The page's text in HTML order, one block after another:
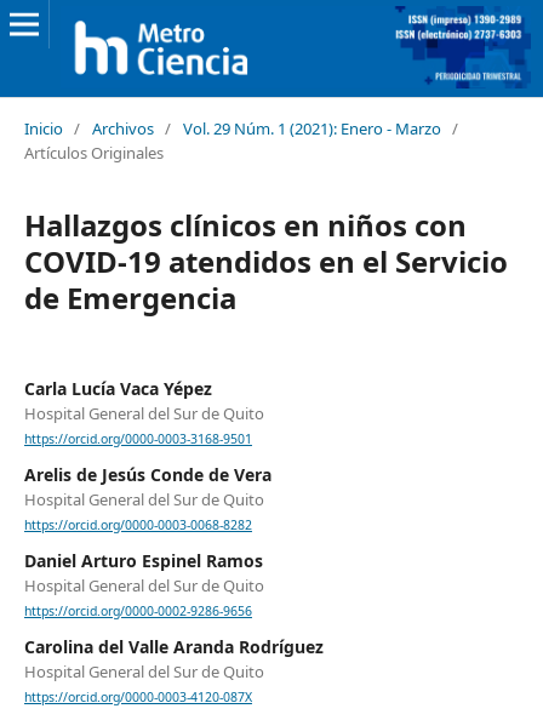
Inicio / Archivos / Vol. 29 Núm. 1 (2021): Enero - Marzo /
Artículos Originales
Hallazgos clínicos en niños con
COVID-19 atendidos en el Servicio
de Emergencia
Carla Lucía Vaca Yépez
Hospital General del Sur de Quito
https://orcid.org/0000-0003-3168-9501
Arelis de Jesús Conde de Vera
Hospital General del Sur de Quito
https://orcid.org/0000-0003-0068-8282
Daniel Arturo Espinel Ramos
Hospital General del Sur de Quito
https://orcid.org/0000-0002-9286-9656
Carolina del Valle Aranda Rodríguez
Hospital General del Sur de Quito
https://orcid.org/0000-0003-4120-087X